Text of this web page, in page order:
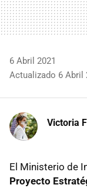
6 Abril 2021
Actualizado 6 Abril
Victoria
El Ministerio de
Proyecto